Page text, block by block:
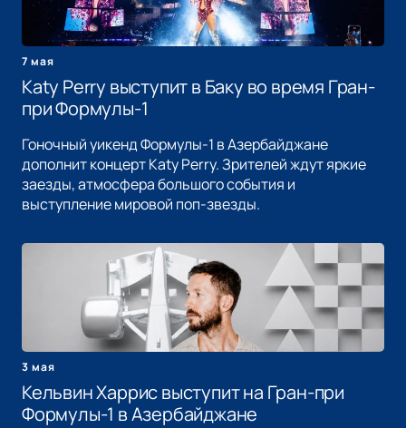
7 мая
Katy Perry выступит в Баку во время Гран-
при Формулы-1
Гоночный уикенд Формулы-1 в Азербайджане
дополнит концерт Katy Perry. Зрителей ждут яркие
заезды, атмосфера большого события и
выступление мировой поп-звезды.
3 мая
Кельвин Харрис выступит на Гран-при
Формулы-1 в Азербайджане